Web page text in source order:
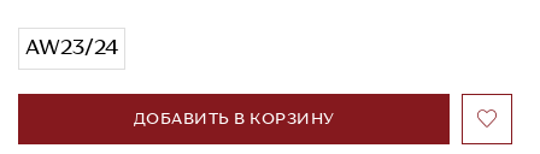
AW23/24
ДОБАВИТЬ В КОРЗИНУ